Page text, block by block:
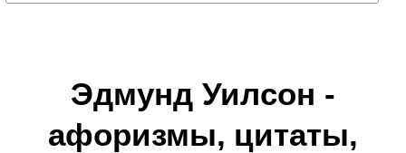
Эдмунд Уилсон -
афоризмы, цитаты,